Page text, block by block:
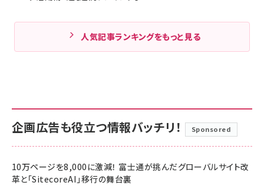
人気記事ランキングをもっと見る
企画広告も役立つ情報バッチリ！ Sponsored
10万ページを8,000に激減！ 富士通が挑んだグローバルサイト改
革と「SitecoreAI」移行の舞台裏